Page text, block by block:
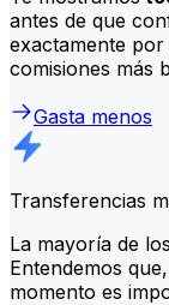
antes de que
exactamente por
comisiones más
Gasta menos
Transferencias
La mayoría de
Entendemos
momento es